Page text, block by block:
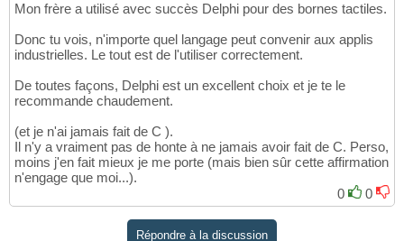
Mon frère a utilisé avec succès Delphi pour des bornes tactiles.
Donc tu vois, n'importe quel langage peut convenir aux applis
industrielles. Le tout est de l'utiliser correctement.
De toutes façons, Delphi est un excellent choix et je te le
recommande chaudement.
(et je n'ai jamais fait de C ).
Il n'y a vraiment pas de honte à ne jamais avoir fait de C. Perso,
moins j'en fait mieux je me porte (mais bien sûr cette affirmation
n'engage que moi...).
0
0
Répondre à la discussion